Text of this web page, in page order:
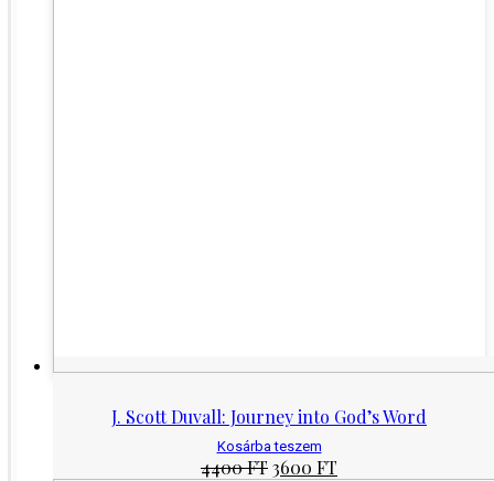
J. Scott Duvall: Journey into God’s Word
Kosárba teszem
4400FT Original
3600 FT